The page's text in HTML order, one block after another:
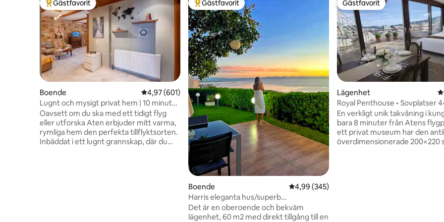
Populär gästfavorit
Gästfavorit
Boende 4,97 av 5 i genomsnittligt betyg, 601 omdömen
4,97 (601)
Lugnt och mysigt privat hem | 10 minuter
från flygplatsen
Oavsett om du ska med ett tidigt flyg
eller utforska Aten erbjuder mitt varma,
rymliga hem den perfekta tillflyktsorten.
Inbäddat i ett lugnt grannskap, där du
Populär gästfavorit
Gästfavorit
Boende 4,99 av 5 i genomsnittligt betyg, 345
4,99 (345)
Harris eleganta hus/superb
havsutsikt/nära flygplatsen
Det är en oberoende och bekväm
lägenhet, 60 m2 med direkt tillgång till en
Gästfavorit
Gästfavorit
Lägenhet
Royal Penthouse • Sovplatser
från flygplatsen
En verkligt unik takvåning i
bara 8 minuter från Atens
ett privat museum har den
överdimensionerade 200×220